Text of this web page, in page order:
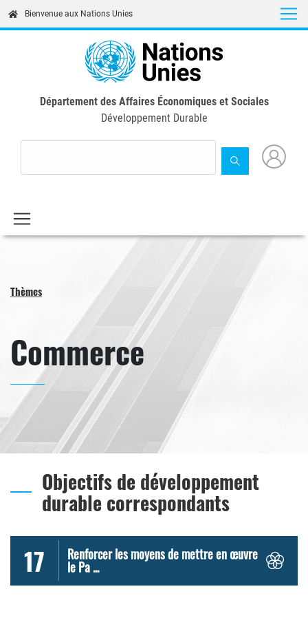
content
Bienvenue aux Nations Unies
Département des Affaires Économiques et Sociales
Développement Durable
Thèmes
Commerce
Objectifs de développement
durable correspondants
17 Renforcer les moyens de mettre en œuvre
le Pa ...